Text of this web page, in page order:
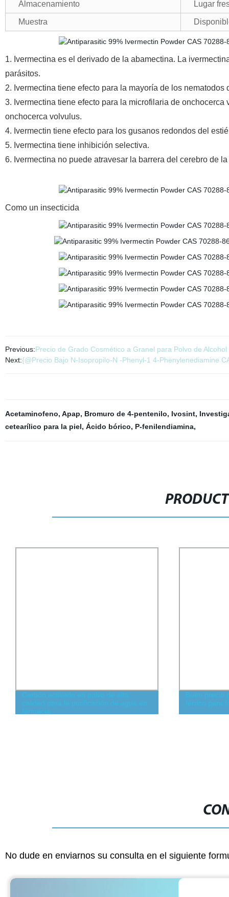
Almacenamiento Lugar
Muestra
1. Ivermectina es el derivado de la abamectina. La
parásitos.
2. Ivermectina tiene efecto para la mayoría de los nematodos
3. Ivermectina tiene efecto para la microfilaria de
onchocerca volvulus.
4. Ivermectin tiene efecto para los gusanos redondos del
5. Ivermectina tiene inhibición selectiva.
6. Ivermectina no puede atravesar la barrera del cerebro de
Como un insecticida
Previous:Precio de Grado Cosmético a Granel para Polvo de
Next:{@Precio Bajo N-Isopropilo-N -Phenyl-1 4-Phenylenediamine
Acetaminofeno, Apap, Bromuro de 4-pentenilo, Ivosint,
cetearílico para la piel, Ácido bórico, P-fenilendiamina,
Carbón activado en polvo de alta
calidad para la purificación de agua en
farmacia
Buen precio
férrico para
No dude en enviarnos su consulta en el siguiente